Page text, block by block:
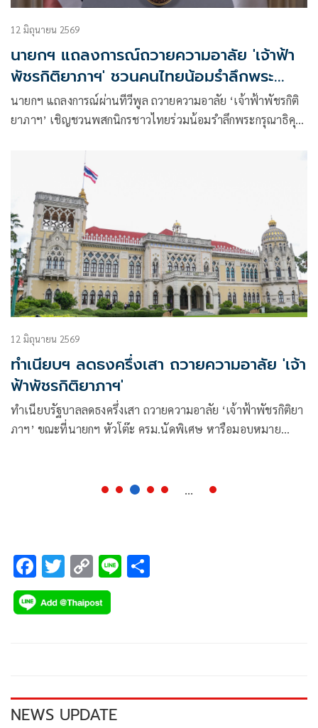
12 มิถุนายน 2569
นายกฯ แถลงการณ์ถวายความอาลัย 'เจ้าฟ้า
พัชรกิติยาภาฯ' ชวนคนไทยน้อมรำลึกพระ
กรุณาธิคุณ
นายกฯ แถลงการณ์ผ่านทีวีพูล ถวายความอาลัย ‘เจ้าฟ้าพัชรกิติ
ยาภาฯ’ เชิญชวนพสกนิกรชาวไทยร่วมน้อมรำลึกพระกรุณาธิคุณ
12 มิถุนายน 2569
ทำเนียบฯ ลดธงครึ่งเสา ถวายความอาลัย 'เจ้า
ฟ้าพัชรกิติยาภาฯ'
ทำเนียบรัฐบาลลดธงครึ่งเสา ถวายความอาลัย ‘เจ้าฟ้าพัชรกิติยา
ภาฯ’ ขณะที่นายกฯ หัวโต๊ะ ครม.นัดพิเศษ หารือมอบหมาย
...
F
ac
e
k
T
wi
tt
C
o
p
k
Li
NEWS UPDATE